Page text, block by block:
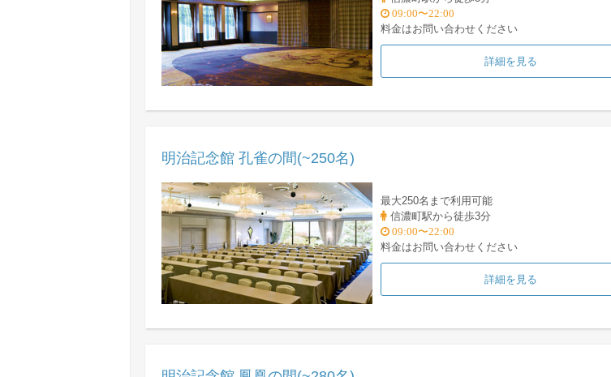
09:00〜22:00
料金はお問い合わせください
詳細を見る
明治記念館 孔雀の間(~250名)
最大250名まで利用可能
信濃町駅から徒歩3分
09:00〜22:00
料金はお問い合わせください
詳細を見る